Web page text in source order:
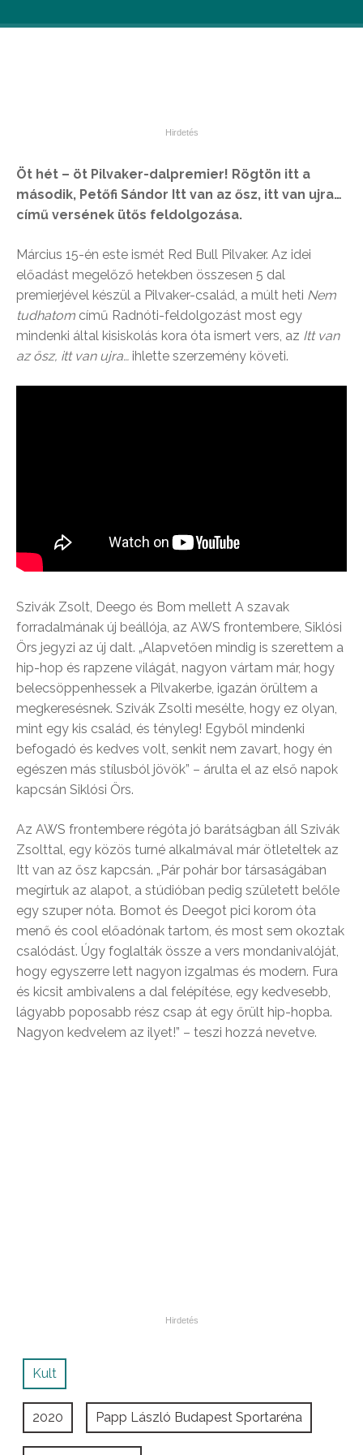
Öt hét – öt Pilvaker-dalpremier! Rögtön itt a
második, Petőfi Sándor Itt van az ősz, itt van ujra…
című versének ütős feldolgozása.
Március 15-én este ismét Red Bull Pilvaker. Az idei
előadást megelőző hetekben összesen 5 dal
premierjével készül a Pilvaker-család, a múlt heti Nem
tudhatom című Radnóti-feldolgozást most egy
mindenki által kisiskolás kora óta ismert vers, az Itt van
az ősz, itt van ujra… ihlette szerzemény követi.
Szivák Zsolt, Deego és Bom mellett A szavak
forradalmának új beállója, az AWS frontembere, Siklósi
Örs jegyzi az új dalt. „Alapvetően mindig is szerettem a
hip-hop és rapzene világát, nagyon vártam már, hogy
belecsöppenhessek a Pilvakerbe, igazán örültem a
megkeresésnek. Szivák Zsolti mesélte, hogy ez olyan,
mint egy kis család, és tényleg! Egyből mindenki
befogadó és kedves volt, senkit nem zavart, hogy én
egészen más stílusból jövök” – árulta el az első napok
kapcsán Siklósi Örs.
Az AWS frontembere régóta jó barátságban áll Szivák
Zsolttal, egy közös turné alkalmával már ötleteltek az
Itt van az ősz kapcsán. „Pár pohár bor társaságában
megírtuk az alapot, a stúdióban pedig született belőle
egy szuper nóta. Bomot és Deegot pici korom óta
menő és cool előadónak tartom, és most sem okoztak
csalódást. Úgy foglalták össze a vers mondanivalóját,
hogy egyszerre lett nagyon izgalmas és modern. Fura
és kicsit ambivalens a dal felépítése, egy kedvesebb,
lágyabb poposabb rész csap át egy őrült hip-hopba.
Nagyon kedvelem az ilyet!” – teszi hozzá nevetve.
Kult
2020 Papp László Budapest Sportaréna